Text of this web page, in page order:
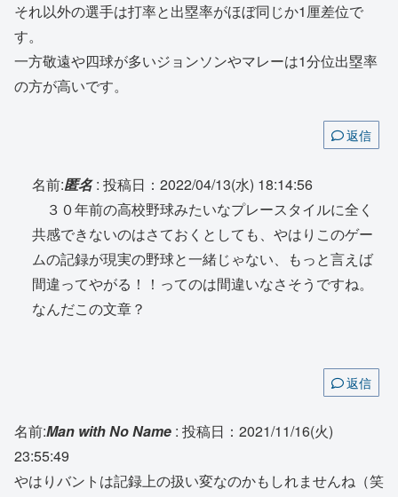
それ以外の選手は打率と出塁率がほぼ同じか1厘差位で
す。
一方敬遠や四球が多いジョンソンやマレーは1分位出塁率
の方が高いです。
返信
名前:匿名: 投稿日：2022/04/13(水) 18:14:56
３０年前の高校野球みたいなプレースタイルに全く
共感できないのはさておくとしても、やはりこのゲー
ムの記録が現実の野球と一緒じゃない、もっと言えば
間違ってやがる！！ってのは間違いなさそうですね。
なんだこの文章？
返信
名前:Man with No Name : 投稿日：2021/11/16(火)
23:55:49
やはりバントは記録上の扱い変なのかもしれませんね（笑